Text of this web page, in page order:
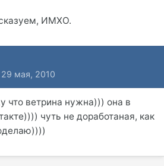
ИМХО.
29 мая, 2010
что ветрина нужна))) она в
чуть не доработаная, как